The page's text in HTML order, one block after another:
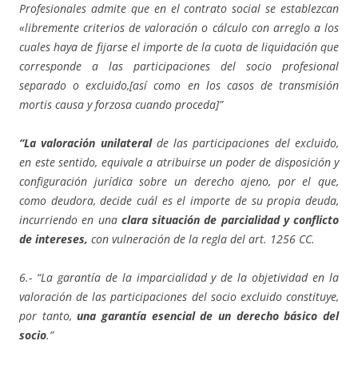
Profesionales admite que en el contrato social se establezcan
«libremente criterios de valoración o cálculo con arreglo a los
cuales haya de fijarse el importe de la cuota de liquidación que
corresponde a las participaciones del socio profesional
separado o excluido,[así como en los casos de transmisión
mortis causa y forzosa cuando proceda]”
“La valoración unilateralde las participaciones del excluido,
en este sentido, equivale a atribuirse un poder de disposición y
configuración jurídica sobre un derecho ajeno, por el que,
como deudora, decide cuál es el importe de su propia deuda,
incurriendo en una clara situación de parcialidad y conflicto
de intereses, con vulneración de la regla del art. 1256 CC.
6.- “La garantía de la imparcialidad y de la objetividad en la
valoración de las participaciones del socio excluido constituye,
por tanto,una garantía esencial de un derecho básico del
socio.”